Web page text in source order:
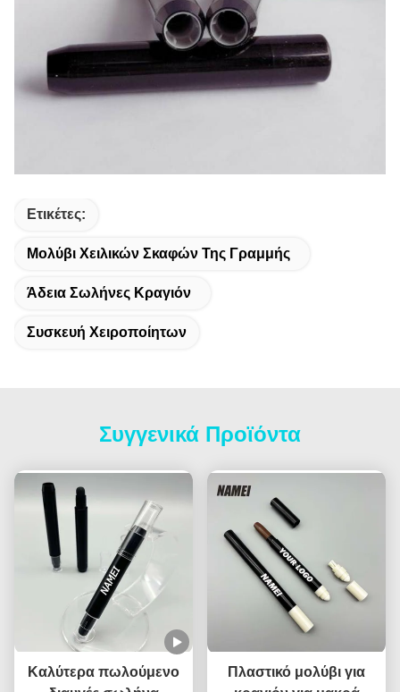
Ετικέτες:
Μολύβι Χειλικών Σκαφών Της Γραμμής
Άδεια Σωλήνες Κραγιόν
Συσκευή Χειροποίητων
Συγγενικά Προϊόντα
Καλύτερα πωλούμενο
Πλαστικό μολύβι για